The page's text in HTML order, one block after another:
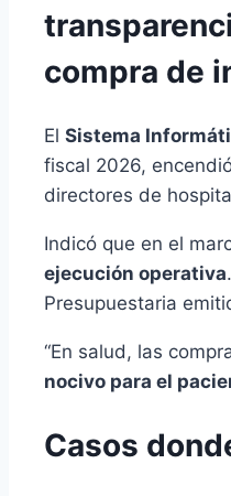
compra de
El Sistema
fiscal 2026,
directores de
Indicó que en el
ejecución operativa
Presupuestaria
“En salud, las
nocivo para el
Casos